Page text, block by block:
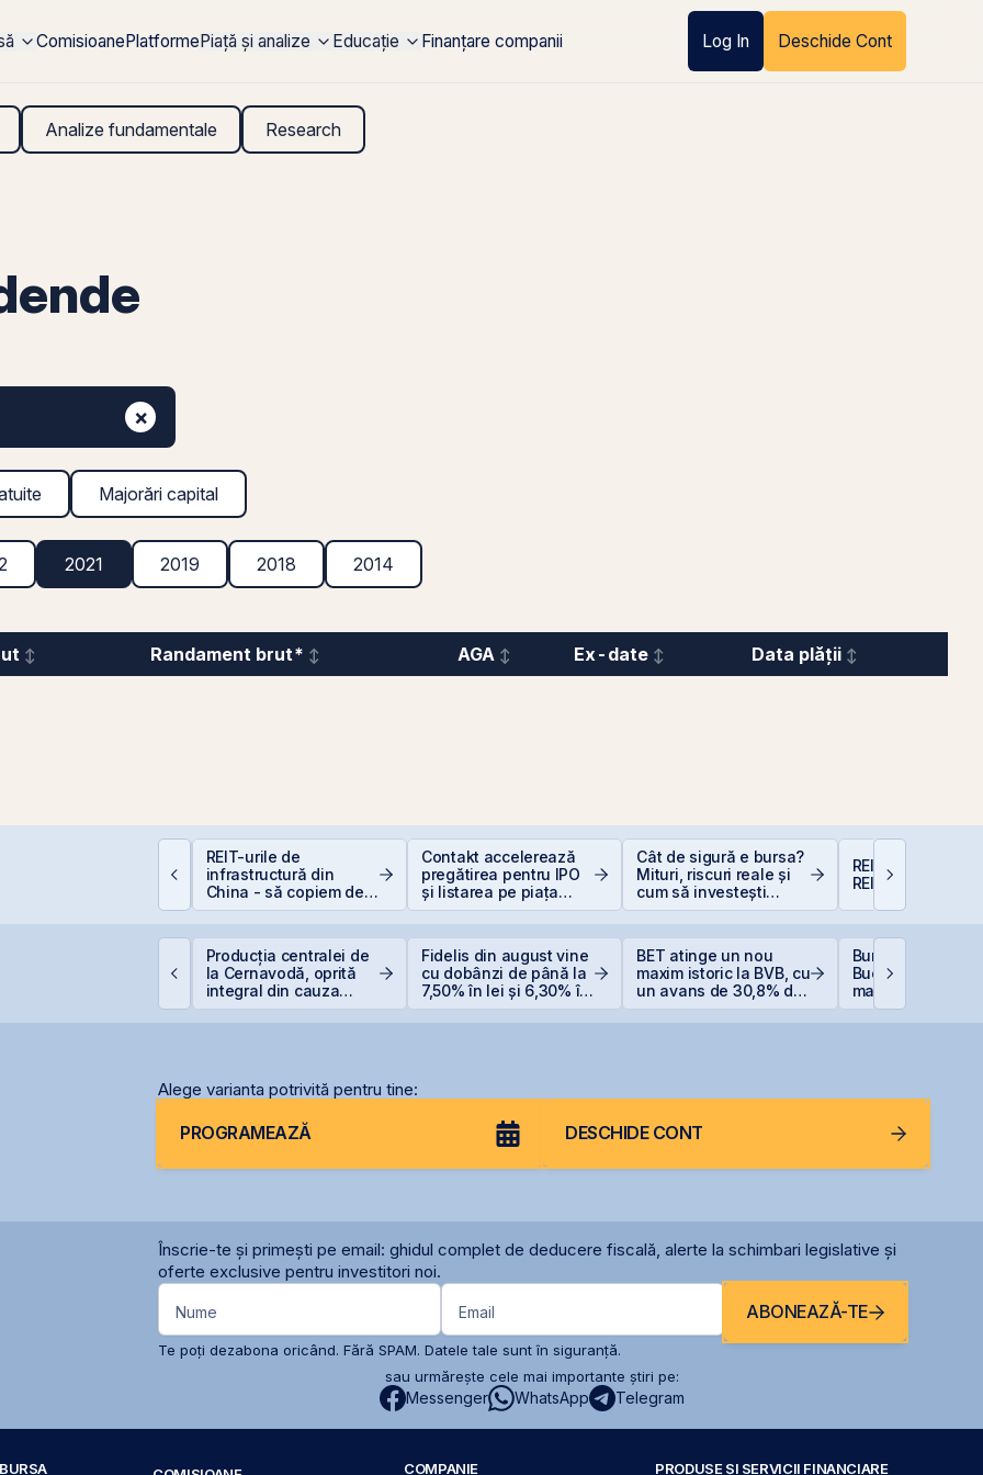
ComisioanePlatformePiață și analize Educație Finanțare companii Log In Deschide Cont
Analize fundamentale Research
×
Majorări capital
2021 2019 2018 2014
Randament brut* AGA Ex-date Data plății
REIT-urile de
infrastructură din
China - să copiem de
la cel ce copiază?!
Contakt accelerează
pregătirea pentru IPO
și listarea pe piața
AeRO a BVB
Cât de sigură e bursa?
Mituri, riscuri reale și
cum să investești
inteligent
REIT-urile
REIT-urile
Producția centralei de
la Cernavodă, oprită
integral din cauza
Fidelis din august vine
cu dobânzi de până la
7,50% în lei și 6,30% în
BET atinge un nou
maxim istoric la BVB, cu
un avans de 30,8% de
Bursa de Valori
București devine
mai performantă
din lume
Alege varianta potrivită pentru tine:
PROGRAMEAZĂ DESCHIDE CONT
Înscrie-te și primești pe email: ghidul complet de deducere fiscală, alerte la schimbari legislative și
oferte exclusive pentru investitori noi.
Nume Email ABONEAZĂ-TE
Te poți dezabona oricând. Fără SPAM. Datele tale sunt în siguranță.
sau urmărește cele mai importante știri pe:
Messenger WhatsApp Telegram
COMPANIE PRODUSE ȘI SERVICII FINANCIARE